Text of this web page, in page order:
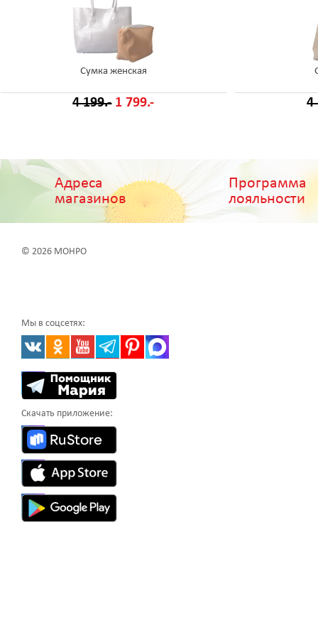
Сумка женская
4 199.- 1 799.- 4
Адреса
магазинов
Программа
лояльности
© 2026 МОНРО
Мы в соцсетях:
Скачать приложение: